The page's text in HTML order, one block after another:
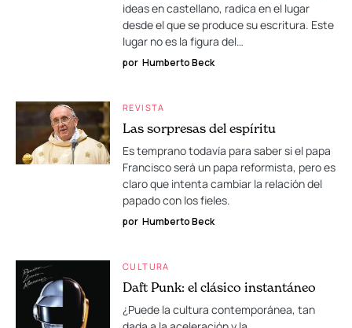
ideas en castellano, radica en el lugar
desde el que se produce su escritura. Este
lugar no es la figura del…
por Humberto Beck
REVISTA
Las sorpresas del espíritu
Es temprano todavía para saber si el papa
Francisco será un papa reformista, pero es
claro que intenta cambiar la relación del
papado con los fieles.
por Humberto Beck
CULTURA
Daft Punk: el clásico instantáneo
¿Puede la cultura contemporánea, tan